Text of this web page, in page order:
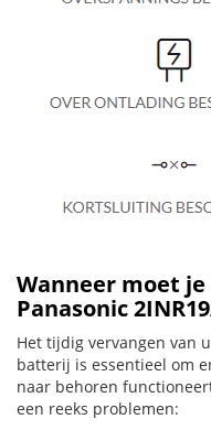
Wanneer moet
Panasonic
Het tijdig vervangen van
batterij is essentieel om
naar behoren
een reeks problemen: